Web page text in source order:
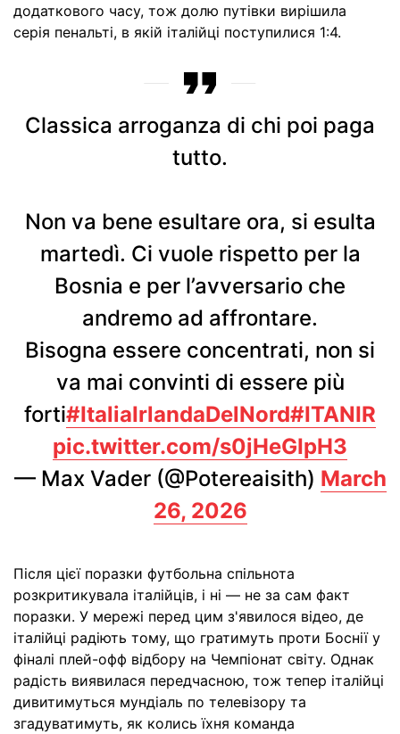
додаткового часу, тож долю путівки вирішила
серія пенальті, в якій італійці поступилися 1:4.
Classica arroganza di chi poi paga
tutto.
Non va bene esultare ora, si esulta
martedì. Ci vuole rispetto per la
Bosnia e per l’avversario che
andremo ad affrontare.
Bisogna essere concentrati, non si
va mai convinti di essere più
forti#ItaliaIrlandaDelNord#ITANIR
pic.twitter.com/s0jHeGIpH3
— Max Vader (@Potereaisith) March
26, 2026
Після цієї поразки футбольна спільнота
розкритикувала італійців, і ні — не за сам факт
поразки. У мережі перед цим з'явилося відео, де
італійці радіють тому, що гратимуть проти Боснії у
фіналі плей-офф відбору на Чемпіонат світу. Однак
радість виявилася передчасною, тож тепер італійці
дивитимуться мундіаль по телевізору та
згадуватимуть, як колись їхня команда